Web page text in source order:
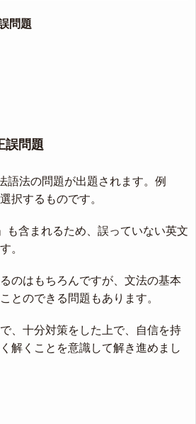
問題
誤問題
語法の問題が出題されます。例
択するものです。
も含まれるため、誤っていない英文
。
のはもちろんですが、文法の基本
とのできる問題もあります。
、十分対策をした上で、自信を持
解くことを意識して解き進めまし